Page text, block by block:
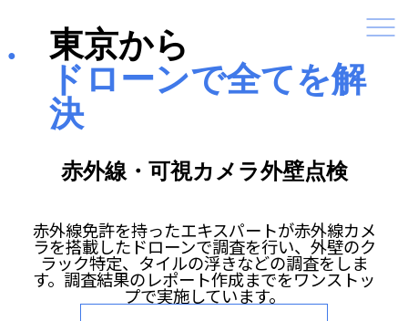
東京から
ドローンで全てを解
決
赤外線・可視カメラ外壁点検
赤外線免許を持ったエキスパートが赤外線カメ
ラを搭載したドローンで調査を行い、外壁のク
ラック特定、タイルの浮きなどの調査をしま
す。調査結果のレポート作成までをワンストッ
プで実施しています。